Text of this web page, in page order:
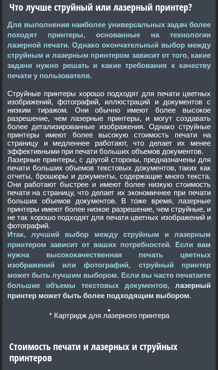
Что лучше струйный или лазерный принтер?
Для выполнения наиболее универсальных задач более
походят принтеры, основанные на технологии
лазерной печати. Однако окончательный выбор между
струйным и лазерным принтером зависит от того, какие
задачи нужно решать и какие требования к качеству
печати у пользователя.
Струйные принтеры хорошо подходят для печати цветных
изображений, фотографий, иллюстраций и документов с
низким тиражом. Они обычно имеют более высокое
разрешение, чем лазерные принтеры, и могут создавать
более детализированные изображения. Однако струйные
принтеры имеют более высокую стоимость печати на
страницу и медленнее работают, что делает их менее
эффективными при печати больших объемов документов.
Лазерные принтеры, с другой стороны, предназначены для
печати больших объемов текстовых документов, таких как
отчеты, брошюры и документы, содержащие много текста.
Они работают быстрее и имеют более низкую стоимость
печати на страницу, что делает их экономичнее при печати
больших объемов документов. В тоже время, лазерные
принтеры имеют более низкое разрешение, чем струйные, и
не так хорошо подходят для печати цветных изображений и
фотографий.
Итак, лучший выбор между струйным и лазерным
принтером зависит от ваших потребностей. Если вам
нужна высококачественная печать цветных
изображений или фотографий, струйный принтер
может быть лучшим выбором. Если вы часто печатаете
большие объемы текстовых документов, лазерный
принтер может быть более подходящим выбором.
* Картридж для лазерного принтера
Стоимость печати и лазерных и струйных
принтеров